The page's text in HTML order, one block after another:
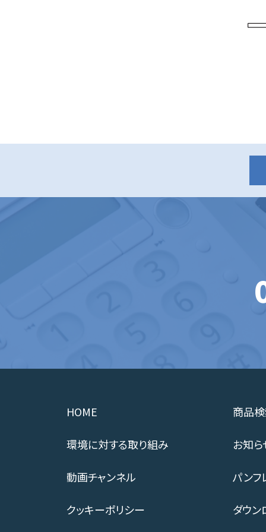
HOME 商品
環境に対する取り組み お知
動画チャンネル パンフ
クッキーポリシー ダウ